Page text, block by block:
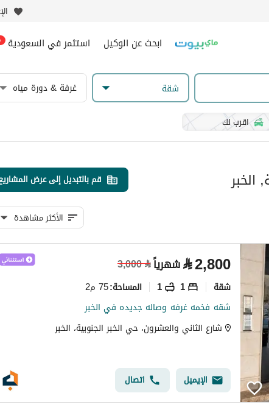
ابحث عن الوكيل استثمر في السعودية
شقة غرفة & دورة مياه
اقرب لك
قم بالتبديل إلى عرض
الأكثر مشاهدة
⃁2,800 شهرياً⃁
3,000
شقة 1
1 المساحة:75 م2
شقه فخمه غرفه وصاله جديده في الخبر
شارع الثاني والعشرون، حي الخبر الجنوبية، الخبر
الإيميل اتصال